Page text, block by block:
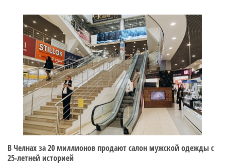
В Челнах за 20 миллионов продают салон мужской одежды с
25-летней историей